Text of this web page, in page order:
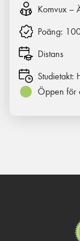
Komvux –
Poäng:
Distans
Studietakt:
Öppen för